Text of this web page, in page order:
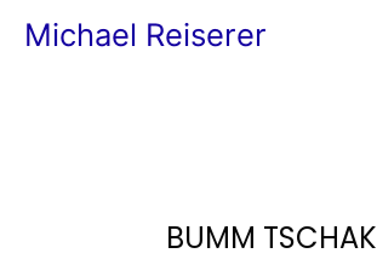
InhaltMichael Reiserer
BUMM TSCHAK